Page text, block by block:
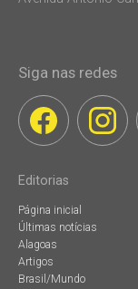
Siga nas redes
Editorias
Página inicial
Últimas notícias
Alagoas
Artigos
Brasil/Mundo